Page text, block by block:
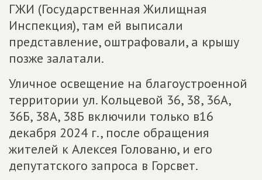
ГЖИ (Государственная Жилищная
Инспекция), там ей выписали
представление, оштрафовали, а крышу
позже залатали.
Уличное освещение на благоустроенной
территории ул. Кольцевой 36, 38, 36А,
36Б, 38А, 38Б включили только в16
декабря 2024 г., после обращения
жителей к Алексея Голованю, и его
депутатского запроса в Горсвет.